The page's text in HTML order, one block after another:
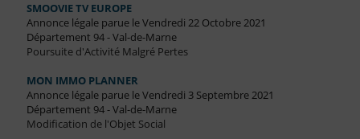
SMOOVIE TV EUROPE
Annonce légale parue le Vendredi 22 Octobre 2021
Département 94 - Val-de-Marne
Poursuite d'Activité Malgré Pertes
MON IMMO PLANNER
Annonce légale parue le Vendredi 3 Septembre 2021
Département 94 - Val-de-Marne
Modification de l'Objet Social